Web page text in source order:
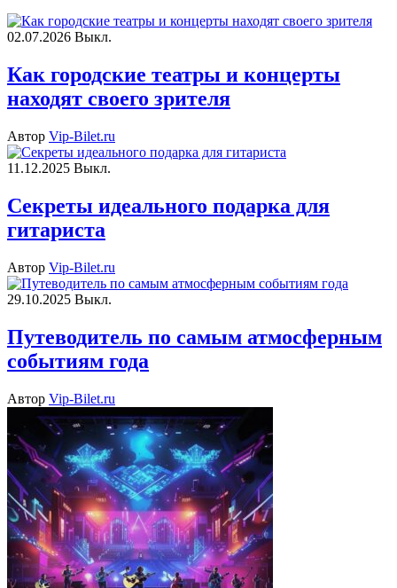
02.07.2026 Выкл.
Как городские театры и концерты
находят своего зрителя
Автор Vip-Bilet.ru
11.12.2025 Выкл.
Секреты идеального подарка для
гитариста
Автор Vip-Bilet.ru
29.10.2025 Выкл.
Путеводитель по самым атмосферным
событиям года
Автор Vip-Bilet.ru